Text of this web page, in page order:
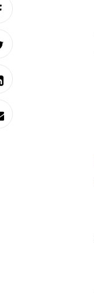
Partager
sur
Partager
sur
Partager
sur
Envoyer